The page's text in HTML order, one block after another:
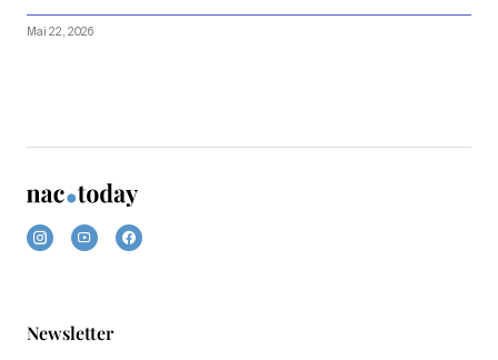
Mai 22, 2026
Newsletter